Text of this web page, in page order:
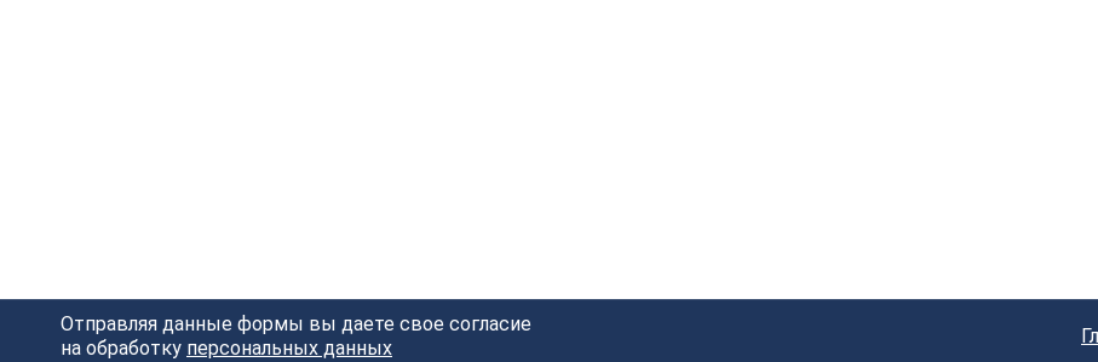
Отправляя данные формы вы даете свое согласие
на обработку персональных данных